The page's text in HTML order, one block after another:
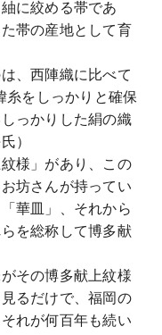
に絞める帯であ
帯の産地として育
、西陣織に比べて
糸をしっかりと確保
っかりした絹の織
）
様」があり、この
坊さんが持ってい
華皿」、それから
を総称して博多献
その博多献上紋様
るだけで、福岡の
れが何百年も続い